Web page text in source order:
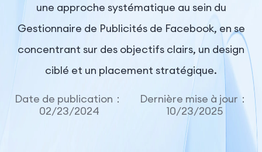
Entreprise
une approche systématique au sein du
Gestionnaire de Publicités de Facebook, en se
concentrant sur des objectifs clairs, un design
ciblé et un placement stratégique.
Date de publication：
02/23/2024
Dernière mise à jour：
10/23/2025